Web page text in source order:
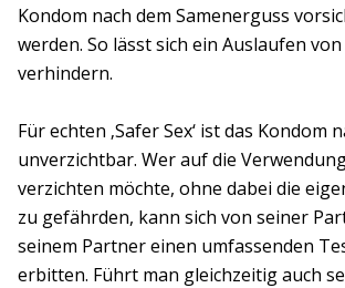
Kondom nach dem Samenerguss
werden. So lässt sich ein Auslaufen von
verhindern.
Für echten ‚Safer Sex‘ ist das Kondom
unverzichtbar. Wer auf die
verzichten möchte, ohne dabei die
zu gefährden, kann sich von seiner
seinem Partner einen umfassenden
erbitten. Führt man gleichzeitig auch